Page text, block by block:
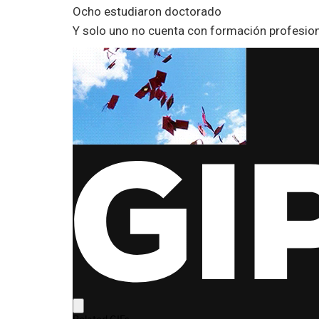
Ocho estudiaron doctorado
Y solo uno no cuenta con formación